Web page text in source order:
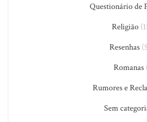
Questionário de
Religião
Resenhas
Romanas
Rumores e
Sem